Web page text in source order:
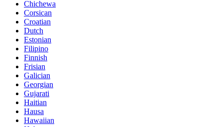
Chichewa
Corsican
Croatian
Dutch
Estonian
Filipino
Finnish
Frisian
Galician
Georgian
Gujarati
Haitian
Hausa
Hawaiian